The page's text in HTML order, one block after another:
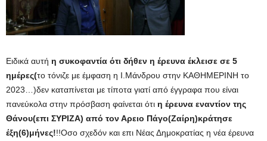
Ειδικά αυτή η συκοφαντία ότι δήθεν η έρευνα έκλεισε σε 5
ημέρες(το τόνιζε με έμφαση η Ι.Μάνδρου στην ΚΑΘΗΜΕΡΙΝΗ το
2023…)δεν καταπίνεται με τίποτα γιατί από έγγραφα που είναι
πανεύκολα στην πρόσβαση φαίνεται ότι η έρευνα εναντίον της
Θάνου(επι ΣΥΡΙΖΑ) από τον Αρειο Πάγο(Ζαίρη)κράτησε
έξη(6)μήνες!!!Οσο σχεδόν και επι Νέας Δημοκρατίας η νέα έρευνα